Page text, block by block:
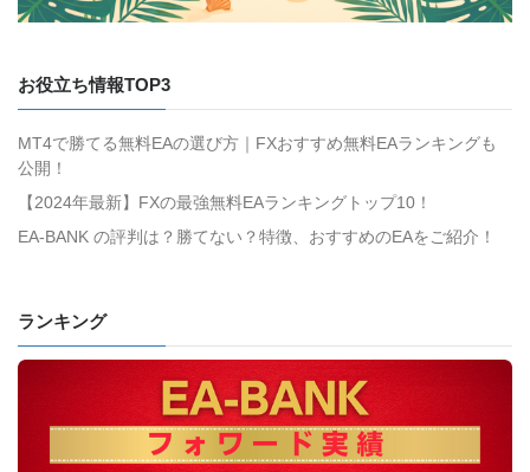
お役立ち情報TOP3
MT4で勝てる無料EAの選び方｜FXおすすめ無料EAランキングも
公開！
【2024年最新】FXの最強無料EAランキングトップ10！
EA-BANK の評判は？勝てない？特徴、おすすめのEAをご紹介！
ランキング